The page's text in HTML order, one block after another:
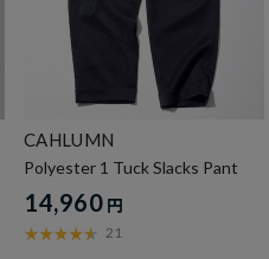
CAHLUMN
Polyester 1 Tuck Slacks Pant
14,960 円
21